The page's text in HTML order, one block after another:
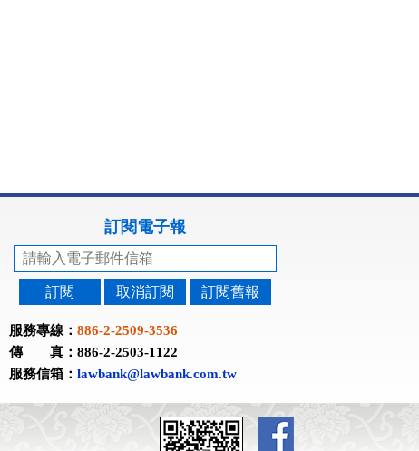
訂閱電子報
訂閱 取消訂閱 訂閱舊報
服務專線： 886-2-2509-3536
傳 真：886-2-2503-1122
服務信箱： lawbank@lawbank.com.tw